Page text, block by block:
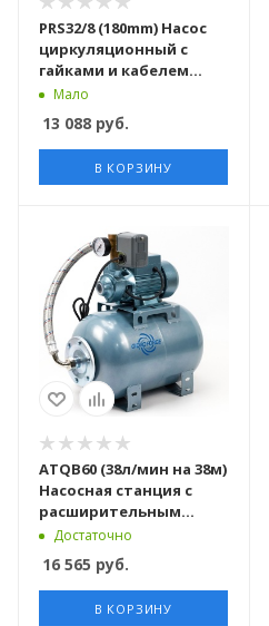
PRS32/8 (180mm) Насос
циркуляционный с
гайками и кабелем
(4шт/кор)
Мало
13 088 руб.
В КОРЗИНУ
ATQB60 (38л/мин на 38м)
Насосная станция c
расширительным
баком, комплект
сальник и воронка
Достаточно
16 565 руб.
В КОРЗИНУ